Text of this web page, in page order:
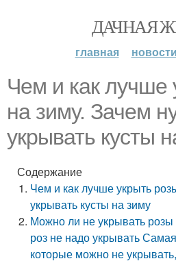
ДАЧНАЯ
главная новости
Чем и как лучше
на зиму. Зачем
укрывать кусты
Содержание
Чем и как лучше укрыть
укрывать кусты на зиму
Можно ли не укрывать розы
роз не надо укрывать
которые можно не